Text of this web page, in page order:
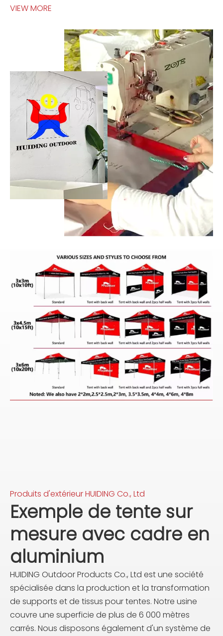
VIEW MORE
Produits d'extérieur HUIDING Co., Ltd
Exemple de tente sur
mesure avec cadre en
aluminium
HUIDING Outdoor Products Co., Ltd est une société
spécialisée dans la production et la transformation
de supports et de tissus pour tentes. Notre usine
couvre une superficie de plus de 6 000 mètres
carrés. Nous disposons également d'un système de